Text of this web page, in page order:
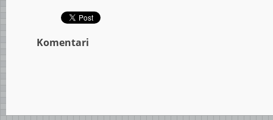
Komentari